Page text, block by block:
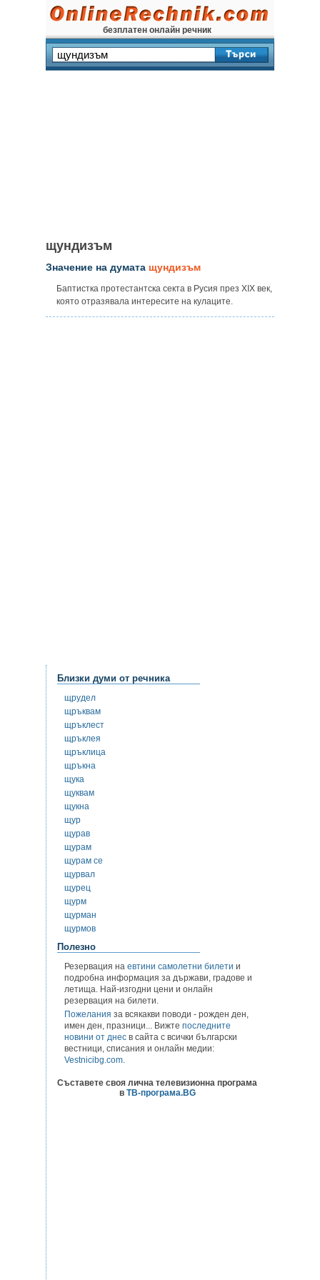
безплатен онлайн речник
щундизъм
Значение на думата щундизъм
Баптистка протестантска секта в Русия през XIX век,
която отразявала интересите на кулаците.
Близки думи от речника
щрудел
щръквам
щръклест
щръклея
щръклица
щръкна
щука
щуквам
щукна
щур
щурав
щурам
щурам се
щурвал
щурец
щурм
щурман
щурмов
Полезно
Резервация на евтини самолетни билети и
подробна информация за държави, градове и
летища. Най-изгодни цени и онлайн
резервация на билети.
Пожелания за всякакви поводи - рожден ден,
имен ден, празници... Вижте последните
новини от днес в сайта с всички български
вестници, списания и онлайн медии:
Vestnicibg.com.
Съставете своя лична телевизионна програма
в ТВ-програма.BG